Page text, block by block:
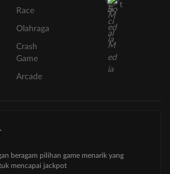
Race
Olahraga
Crash
Game
Arcade
t
beragam pilihan game menarik yang
mencapai jackpot